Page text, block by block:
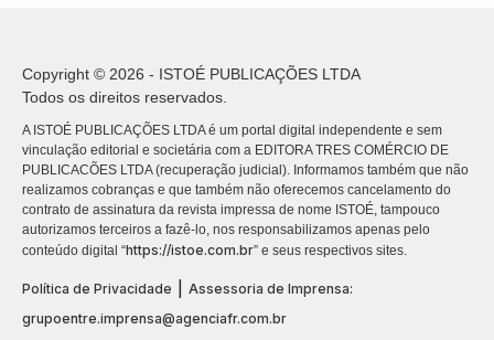
Copyright © 2026 - ISTOÉ PUBLICAÇÕES LTDA
Todos os direitos reservados.
A ISTOÉ PUBLICAÇÕES LTDA é um portal digital independente e sem
vinculação editorial e societária com a EDITORA TRES COMÉRCIO DE
PUBLICACÕES LTDA (recuperação judicial). Informamos também que não
realizamos cobranças e que também não oferecemos cancelamento do
contrato de assinatura da revista impressa de nome ISTOÉ, tampouco
autorizamos terceiros a fazê-lo, nos responsabilizamos apenas pelo
conteúdo digital “https://istoe.com.br” e seus respectivos sites.
Política de Privacidade
Assessoria de Imprensa:
grupoentre.imprensa@agenciafr.com.br